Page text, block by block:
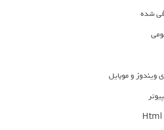
شده
ویندوز و موبایل